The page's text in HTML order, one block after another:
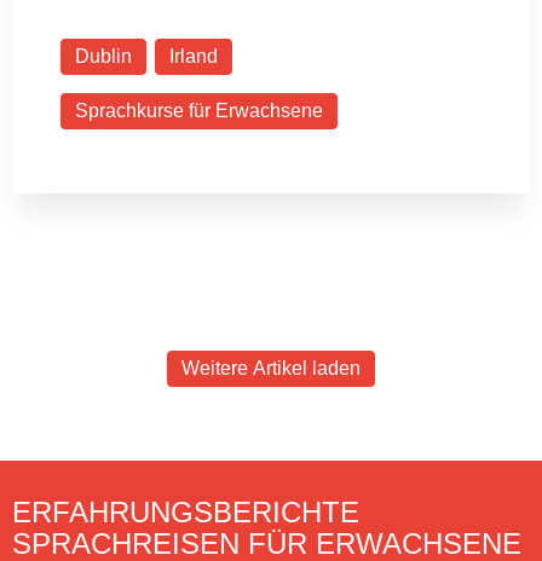
Dublin Irland
Sprachkurse für Erwachsene
Weitere Artikel laden
ERFAHRUNGSBERICHTE
SPRACHREISEN FÜR ERWACHSENE